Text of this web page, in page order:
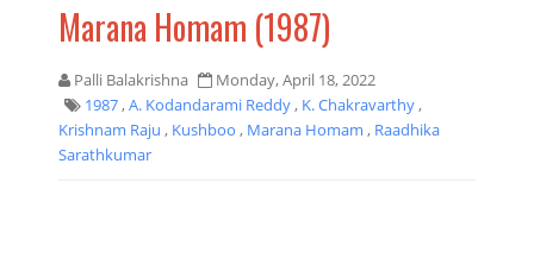
Marana Homam (1987)
Palli Balakrishna
Monday, April 18, 2022
1987,A. Kodandarami Reddy, K. Chakravarthy,
Krishnam Raju , Kushboo , Marana Homam , Raadhika
Sarathkumar